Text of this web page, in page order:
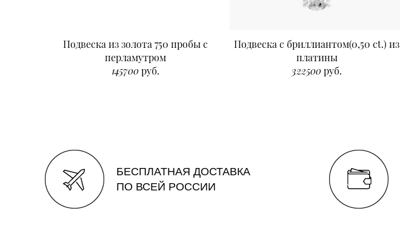
Подвеска из золота 750 пробы с
перламутром
145700руб.
Подвеска с бриллиантом(0,50 ct.) из
платины
322500руб.
БЕСПЛАТНАЯ ДОСТАВКА
ПО ВСЕЙ РОССИИ